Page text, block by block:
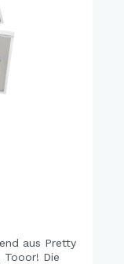
Pretty
Tooor! Die